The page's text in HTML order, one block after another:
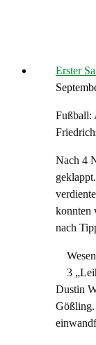
Erster
Fußball:
Nach 4
konnten
nach
3
Dustin
Gößling.